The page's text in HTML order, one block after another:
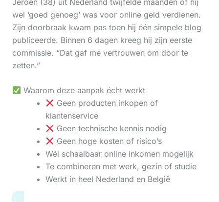
wel ‘goed genoeg’ was voor online geld verdienen.
Zijn doorbraak kwam pas toen hij één simpele blog
publiceerde. Binnen 6 dagen kreeg hij zijn eerste
commissie. “Dat gaf me vertrouwen om door te
zetten.”
Waarom deze aanpak écht werkt
Geen producten inkopen of
klantenservice
Geen technische kennis nodig
Geen hoge kosten of risico’s
Wél schaalbaar online inkomen mogelijk
Te combineren met werk, gezin of studie
Werkt in heel Nederland en België